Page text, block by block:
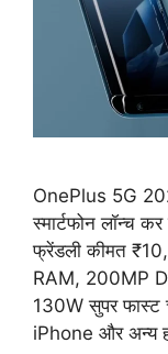
OnePlus 5G
स्मार्टफोन लॉन्च
फ्रेंडली कीमत
RAM, 200MP
130W सुपर फास्ट
iPhone और अन्य